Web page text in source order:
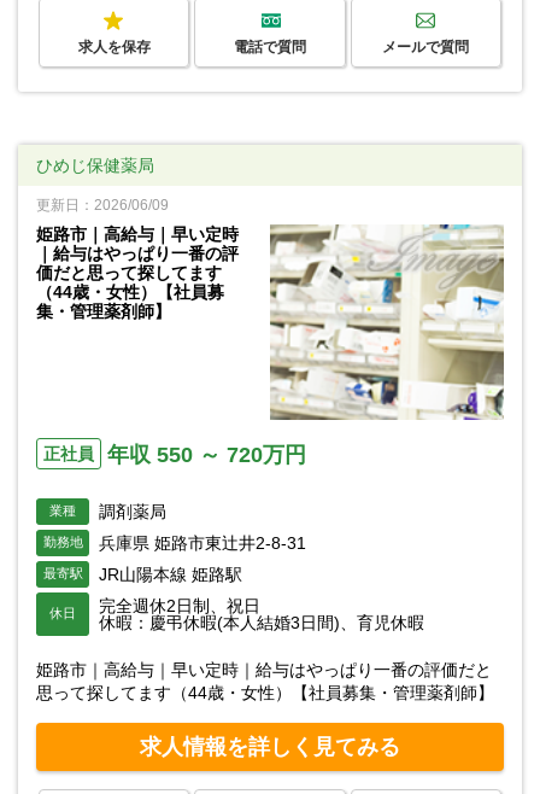
求人を保存 電話で質問 メールで質問
ひめじ保健薬局
更新日：2026/06/09
姫路市｜高給与｜早い定時
｜給与はやっぱり一番の評
価だと思って探してます
（44歳・女性）【社員募
集・管理薬剤師】
正社員 年収 550 ～ 720万円
業種 調剤薬局
勤務地 兵庫県 姫路市東辻井2-8-31
最寄駅 JR山陽本線 姫路駅
休日
完全週休2日制、祝日
休暇：慶弔休暇(本人結婚3日間)、育児休暇
姫路市｜高給与｜早い定時｜給与はやっぱり一番の評価だと
思って探してます（44歳・女性）【社員募集・管理薬剤師】
求人情報を詳しく見てみる